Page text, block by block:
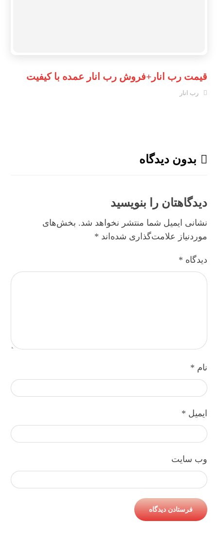
قیمت رب انار+فروش رب انار عمده با کیفیت
رب انار
بدون دیدگاه
دیدگاهتان را بنویسید
نشانی ایمیل شما منتشر نخواهد شد. بخش‌های
موردنیاز علامت‌گذاری شده‌اند *
دیدگاه *
نام *
ایمیل *
وب‌ سایت